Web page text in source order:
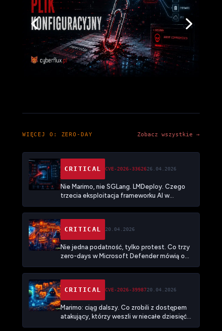
WIĘCEJ O: ZERO-DAY Zobacz wszystkie →
CRITICAL CVE-2026-3362626.04.2026
Nie Marimo, nie SGLang. LMDeploy. Czego
trzecia eksploitacja frameworku AI w
miesiąc uczy o tym, że infrastruktura
wnioskowania stała się nową powierzchnią
ataku
CRITICAL
20.04.2026
Nie jedna podatność, tylko protest. Co trzy
zero-days w Microsoft Defender mówią o
tym, jak psuje się relacja między badaczami a
vendorami
CRITICAL CVE-2026-3998720.04.2026
Marimo: ciąg dalszy. Co zrobili z dostępem
atakujący, którzy weszli w niecałe dziesięć
godzin